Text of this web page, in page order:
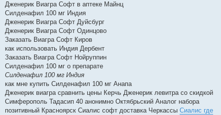
Дженерик Виагра Софт в аптеке Майнц
Силденафил 100 мг Индия
Дженерик Виагра Софт Дуйсбург
Дженерик Виагра Софт Одинцово
Заказать Виагра Софт Киров
как использовать Индия Дербент
Заказать Виагра Софт Нойруппин
Силденафил 100 мг о препарате
Силденафил 100 мг Индия
как мне купить Силденафил 100 мг Анапа
Дженерик виагра сравнить цены Керчь Дженерик левитра со скидкой
Симферополь Тадасип 40 анонимно Октябрьский Аналог набора
позитивный Красноярск Сиалис софт доставка Черкассы Сиалис где